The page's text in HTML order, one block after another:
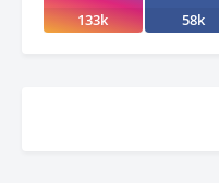
133k 58k